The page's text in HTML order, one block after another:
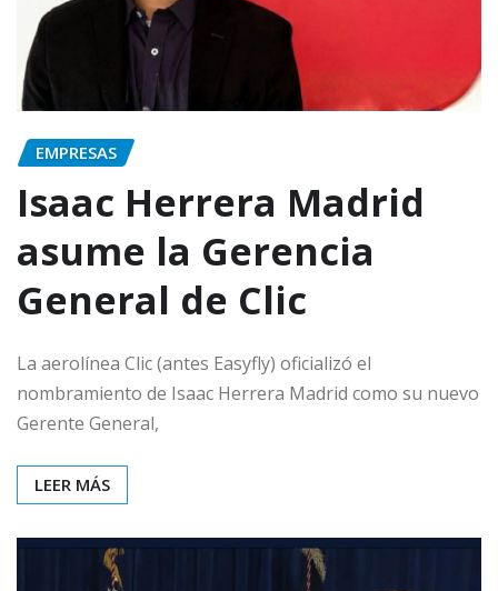
EMPRESAS
Isaac Herrera Madrid
asume la Gerencia
General de Clic
La aerolínea Clic (antes Easyfly) oficializó el
nombramiento de Isaac Herrera Madrid como su nuevo
Gerente General,
LEER MÁS